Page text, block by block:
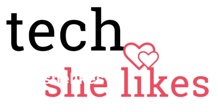
techshelikes